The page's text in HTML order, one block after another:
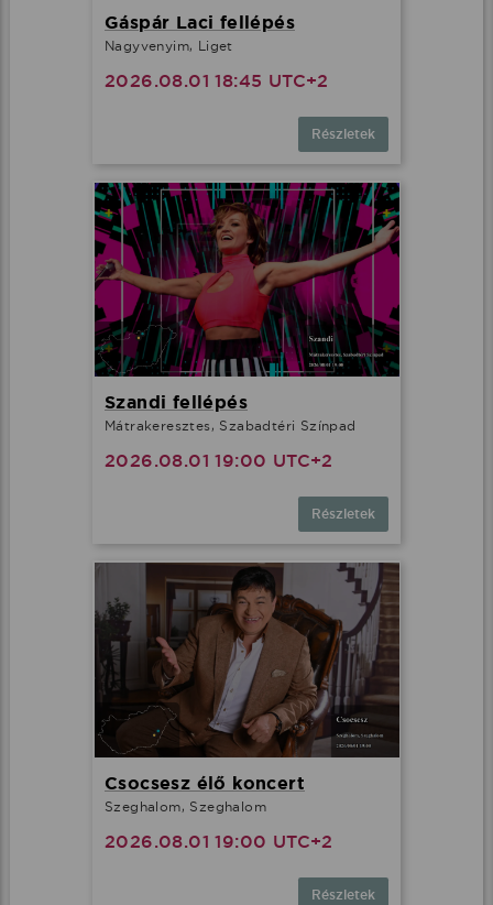
Gáspár Laci fellépés
Nagyvenyim, Liget
2026.08.01 18:45 UTC+2
Részletek
Szandi fellépés
Mátrakeresztes, Szabadtéri Színpad
2026.08.01 19:00 UTC+2
Részletek
Csocsesz élő koncert
Szeghalom, Szeghalom
2026.08.01 19:00 UTC+2
Részletek